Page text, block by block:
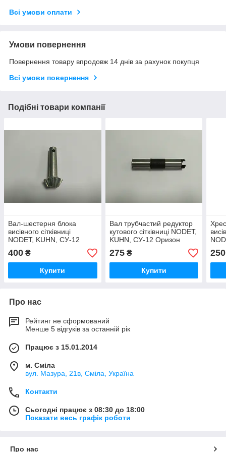
Всі умови оплати
Умови повернення
Повернення товару впродовж 14 днів за рахунок покупця
Всі умови повернення
Подібні товари компанії
Вал-шестерня блока
висівного сітківниці
NODET, KUHN, СУ-12
Оризон MLA0059B
400 ₴
Купити
Вал трубчастий редуктор
кутового сітківниці NODET,
KUHN, СУ-12 Оризон
MLA0093A, МНКИ
716344001
275₴
Купити
250
Про нас
Рейтинг не сформований
Менше 5 відгуків за останній рік
Працює з 15.01.2014
м. Сміла
вул. Мазура, 21в, Сміла, Україна
Контакти
Сьогодні працює з 08:30 до 18:00
Показати весь графік роботи
Про нас